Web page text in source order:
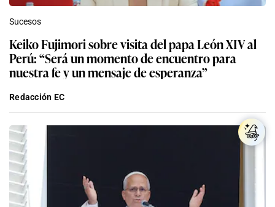
Sucesos
Keiko Fujimori sobre visita del papa León XIV al
Perú: “Será un momento de encuentro para
nuestra fe y un mensaje de esperanza”
Redacción EC